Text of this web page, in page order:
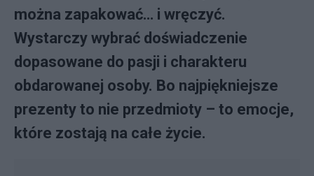
można zapakować… i wręczyć.
Wystarczy wybrać doświadczenie
dopasowane do pasji i charakteru
obdarowanej osoby. Bo najpiękniejsze
prezenty to nie przedmioty – to emocje,
które zostają na całe życie.